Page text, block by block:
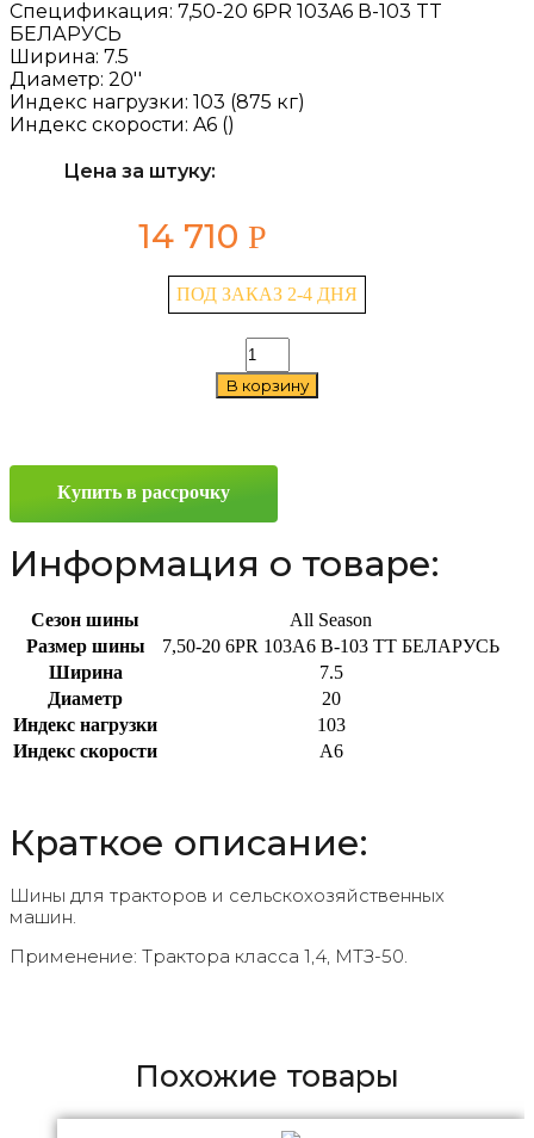
Спецификация: 7,50-20 6PR 103A6 В-103 TT
БЕЛАРУСЬ
Ширина: 7.5
Диаметр: 20''
Индекс нагрузки: 103 (875 кг)
Индекс скорости: A6 ()
Цена за штуку:
14 710 Р
ПОД ЗАКАЗ 2-4 ДНЯ
Количество
товара
Belshina
В корзину
Купить в рассрочку
Информация о товаре:
Сезон шины
All Season
Размер шины
7,50-20 6PR 103A6 В-103 TT БЕЛАРУСЬ
Ширина
7.5
Диаметр
20
Индекс нагрузки
103
Индекс скорости
A6
Краткое описание:
Шины для тракторов и сельскохозяйственных
машин.
Применение: Трактора класса 1,4, МТЗ-50.
Похожие товары